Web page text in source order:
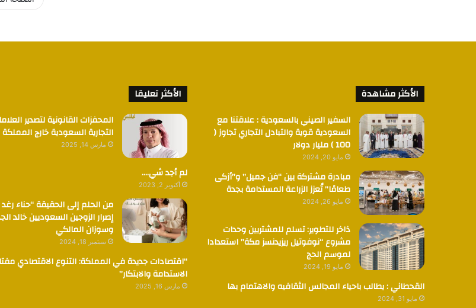
الأكثر مشاهدة
السفير الصيني بالسعودية : علاقتنا مع
السعودية قوية والتبادل التجاري تجاوز (
100 ) مليار دولار
مايو 20, 2024
مبادرة مشتركة بين “فن جميل” و”أزكى
طعامًا” تُعزز الزراعة المستدامة بجدة
مايو 26, 2024
ذاخر للتطوير: تسلم للمشتريين وحدات
مشروع “نوفوتيل ريزيدنسز مكة” استعدادا
لموسم الحج
مايو 19, 2024
القحطاني : يطالب باحياء المجالس الثقافيه والاهتمام بها
مايو 31, 2024
الأكثر تعليقا
المحفزات القانونية لتصدير
التجارية السعودية خارج المملكة
مارس 14, 2025
لم أجد شي….
أكتوبر 2, 2023
من الحلم إلى الحقيقة “حناء
إصرار الزوجين السعوديين خالد
وسوزان المالكي
سبتمبر 18, 2024
“اقتصادات جديدة في المملكة: التنوع الاقتصادي
الاستدامة والابتكار”
مارس 16, 2025